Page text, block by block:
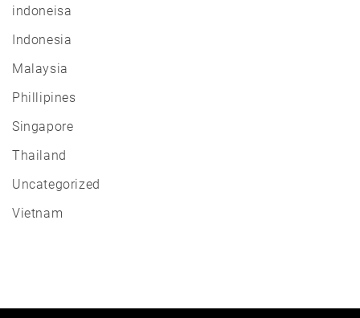
indoneisa
Indonesia
Malaysia
Phillipines
Singapore
Thailand
Uncategorized
Vietnam